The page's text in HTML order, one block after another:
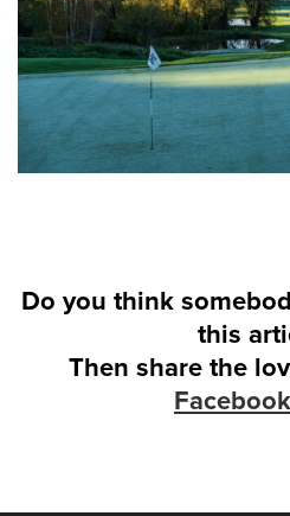
Do you think
this
Then share the
Facebook